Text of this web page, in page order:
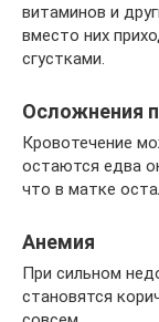
витаминов и
вместо них
сгустками.
Осложнения
Кровотечение
остаются едва
что в матке
Анемия
При сильном
становятся